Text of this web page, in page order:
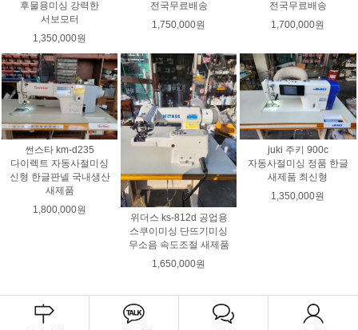
후물용미싱 강력한
서보모터
1,350,000원
전국무료배송
1,750,000원
전국무료배송
1,700,000원
썬스타 km-d235
다이렉트 자동사절미싱
신형 한글판넬 국내생산
새제품
1,800,000원
위더스 ks-812d 공업용
스쿠이미싱 단뜨기미싱
무소음 속도조절 새제품
1,650,000원
juki 주키 900c
자동사절미싱 정품 한글
새제품 최신형
1,350,000원